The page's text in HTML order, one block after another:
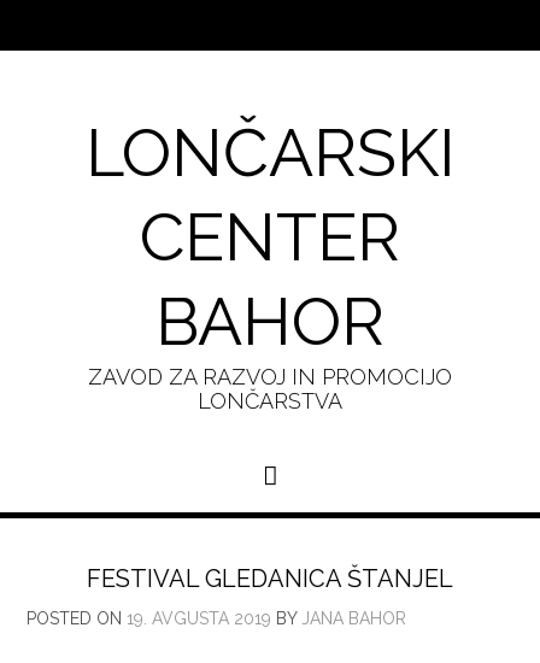
LONČARSKI
CENTER
BAHOR
ZAVOD ZA RAZVOJ IN PROMOCIJO
LONČARSTVA
FESTIVAL GLEDANICA ŠTANJEL
POSTED ON 19. AVGUSTA 2019 BY JANA BAHOR